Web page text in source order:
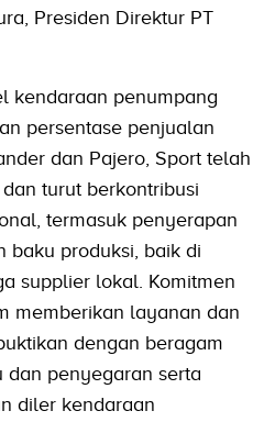
Presiden Direktur PT
kendaraan penumpang
persentase penjualan
dan Pajero, Sport telah
turut berkontribusi
termasuk penyerapan
baku produksi, baik di
supplier lokal. Komitmen
memberikan layanan dan
dengan beragam
penyegaran serta
diler kendaraan